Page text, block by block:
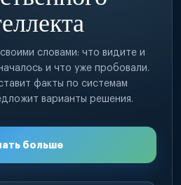
словами: что видите и
и что уже пробовали.
факты по системам
варианты решения.
больше